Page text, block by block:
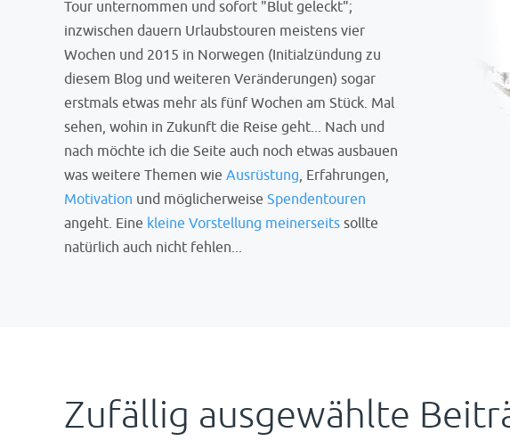
Tour unternommen und sofort "Blut geleckt";
inzwischen dauern Urlaubstouren meistens vier
Wochen und 2015 in Norwegen (Initialzündung zu
diesem Blog und weiteren Veränderungen) sogar
erstmals etwas mehr als fünf Wochen am Stück. Mal
sehen, wohin in Zukunft die Reise geht... Nach und
nach möchte ich die Seite auch noch etwas ausbauen
was weitere Themen wie Ausrüstung, Erfahrungen,
Motivation und möglicherweise Spendentouren
angeht. Eine kleine Vorstellung meinerseits sollte
natürlich auch nicht fehlen...
Zufällig ausgewählte